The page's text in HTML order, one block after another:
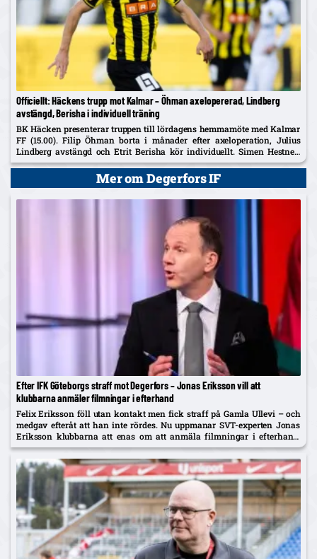
Officiellt: Häckens trupp mot Kalmar – Öhman axelopererad, Lindberg
avstängd, Berisha i individuell träning
BK Häcken presenterar truppen till lördagens hemmamöte med Kalmar
FF (15.00). Filip Öhman borta i månader efter axeloperation, Julius
Lindberg avstängd och Etrit Berisha kör individuellt. Simen Hestnes,
30, hyllas efter hemmadebuten mot AIK.
Mer om Degerfors IF
Efter IFK Göteborgs straff mot Degerfors – Jonas Eriksson vill att
klubbarna anmäler filmningar i efterhand
Felix Eriksson föll utan kontakt men fick straff på Gamla Ullevi – och
medgav efteråt att han inte rördes. Nu uppmanar SVT-experten Jonas
Eriksson klubbarna att enas om att anmäla filmningar i efterhand:
"Ingen vill se fusket."